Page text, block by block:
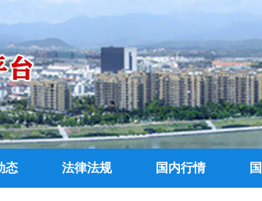
态 法律法规 国内行情